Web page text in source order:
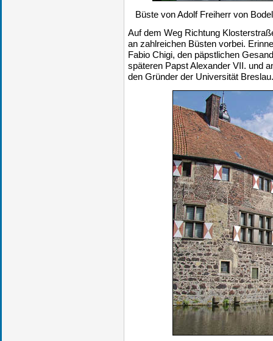
Büste von Adolf Freiherr von
Auf dem Weg Richtung
an zahlreichen Büsten vorbei.
Fabio Chigi, den päpstlichen
späteren Papst Alexander VII. und
den Gründer der Universität Breslau.